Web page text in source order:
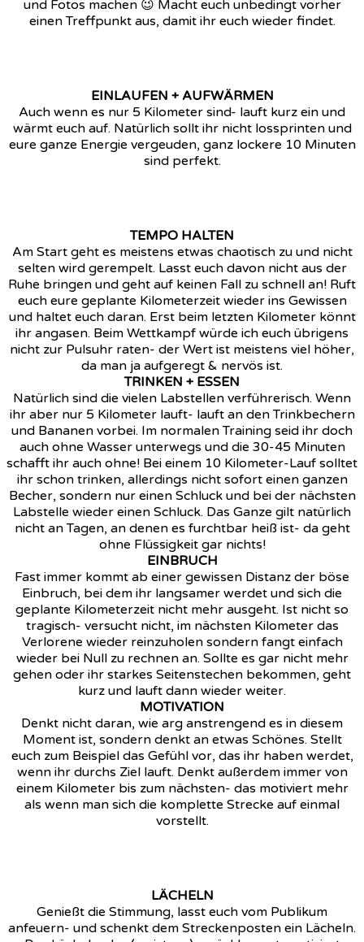
und Fotos machen 😉 Macht euch unbedingt vorher
einen Treffpunkt aus, damit ihr euch wieder findet.
EINLAUFEN + AUFWÄRMEN
Auch wenn es nur 5 Kilometer sind- lauft kurz ein und
wärmt euch auf. Natürlich sollt ihr nicht lossprinten und
eure ganze Energie vergeuden, ganz lockere 10 Minuten
sind perfekt.
TEMPO HALTEN
Am Start geht es meistens etwas chaotisch zu und nicht
selten wird gerempelt. Lasst euch davon nicht aus der
Ruhe bringen und geht auf keinen Fall zu schnell an! Ruft
euch eure geplante Kilometerzeit wieder ins Gewissen
und haltet euch daran. Erst beim letzten Kilometer könnt
ihr angasen. Beim Wettkampf würde ich euch übrigens
nicht zur Pulsuhr raten- der Wert ist meistens viel höher,
da man ja aufgeregt & nervös ist.
TRINKEN + ESSEN
Natürlich sind die vielen Labstellen verführerisch. Wenn
ihr aber nur 5 Kilometer lauft- lauft an den Trinkbechern
und Bananen vorbei. Im normalen Training seid ihr doch
auch ohne Wasser unterwegs und die 30-45 Minuten
schafft ihr auch ohne! Bei einem 10 Kilometer-Lauf solltet
ihr schon trinken, allerdings nicht sofort einen ganzen
Becher, sondern nur einen Schluck und bei der nächsten
Labstelle wieder einen Schluck. Das Ganze gilt natürlich
nicht an Tagen, an denen es furchtbar heiß ist- da geht
ohne Flüssigkeit gar nichts!
EINBRUCH
Fast immer kommt ab einer gewissen Distanz der böse
Einbruch, bei dem ihr langsamer werdet und sich die
geplante Kilometerzeit nicht mehr ausgeht. Ist nicht so
tragisch- versucht nicht, im nächsten Kilometer das
Verlorene wieder reinzuholen sondern fangt einfach
wieder bei Null zu rechnen an. Sollte es gar nicht mehr
gehen oder ihr starkes Seitenstechen bekommen, geht
kurz und lauft dann wieder weiter.
MOTIVATION
Denkt nicht daran, wie arg anstrengend es in diesem
Moment ist, sondern denkt an etwas Schönes. Stellt
euch zum Beispiel das Gefühl vor, das ihr haben werdet,
wenn ihr durchs Ziel lauft. Denkt außerdem immer von
einem Kilometer bis zum nächsten- das motiviert mehr
als wenn man sich die komplette Strecke auf einmal
vorstellt.
LÄCHELN
Genießt die Stimmung, lasst euch vom Publikum
anfeuern- und schenkt dem Streckenposten ein Lächeln.